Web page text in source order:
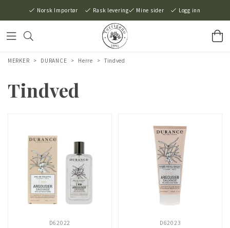
Norsk Importør Rask levering Mine sider Logg inn
MERKER > DURANCE > Herre > Tindved
Tindved
D62022 D62023